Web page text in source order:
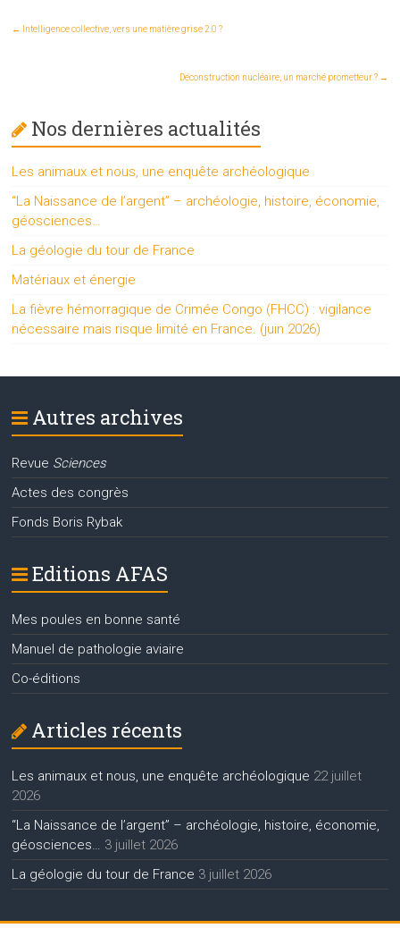
← Intelligence collective, vers une matière grise 2.0 ?
Déconstruction nucléaire, un marché prometteur ? →
Nos dernières actualités
Les animaux et nous, une enquête archéologique
“La Naissance de l’argent” – archéologie, histoire, économie,
géosciences…
La géologie du tour de France
Matériaux et énergie
La fièvre hémorragique de Crimée Congo (FHCC) : vigilance
nécessaire mais risque limité en France. (juin 2026)
Autres archives
Revue Sciences
Actes des congrès
Fonds Boris Rybak
Editions AFAS
Mes poules en bonne santé
Manuel de pathologie aviaire
Co-éditions
Articles récents
Les animaux et nous, une enquête archéologique 22 juillet
2026
“La Naissance de l’argent” – archéologie, histoire, économie,
géosciences… 3 juillet 2026
La géologie du tour de France 3 juillet 2026